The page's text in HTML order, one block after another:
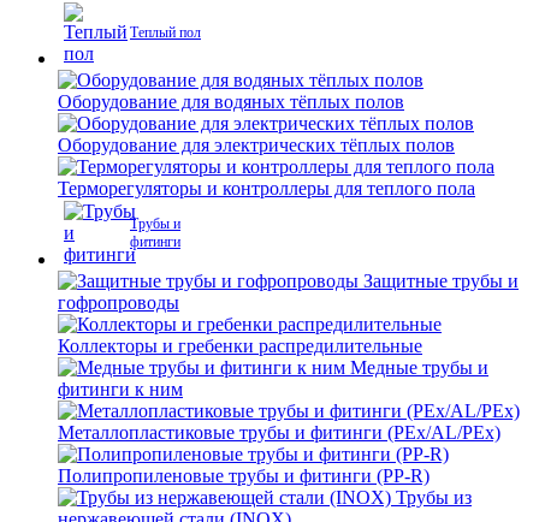
Теплый пол
Оборудование для водяных тёплых полов
Оборудование для электрических тёплых полов
Терморегуляторы и контроллеры для теплого пола
Трубы и
фитинги
Защитные трубы и
гофропроводы
Коллекторы и гребенки распредилительные
Медные трубы и
фитинги к ним
Металлопластиковые трубы и фитинги (PEx/AL/PEx)
Полипропиленовые трубы и фитинги (PP-R)
Трубы из